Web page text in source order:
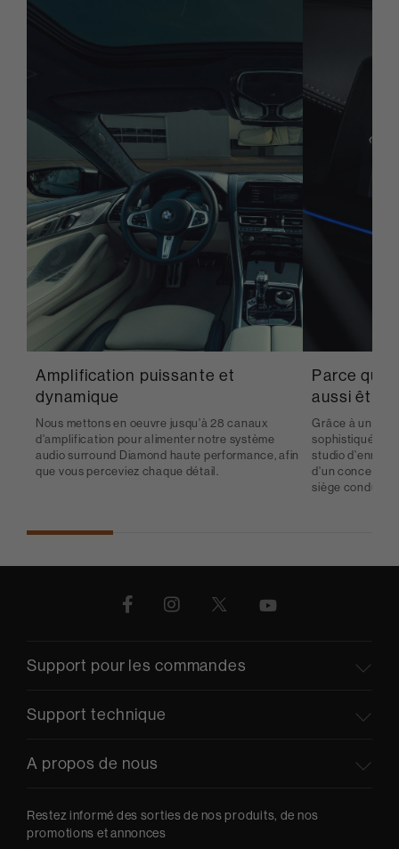
Amplification puissante et
dynamique
Nous mettons en oeuvre jusqu'à 28 canaux
d'amplification pour alimenter notre système
audio surround Diamond haute performance, afin
que vous perceviez chaque détail.
Parce que
aussi être
Grâce à un
sophistiqué,
studio
d'un concert
siège
Support pour les commandes
Support technique
A propos de nous
Restez informé des sorties de nos produits, de nos
promotions et annonces